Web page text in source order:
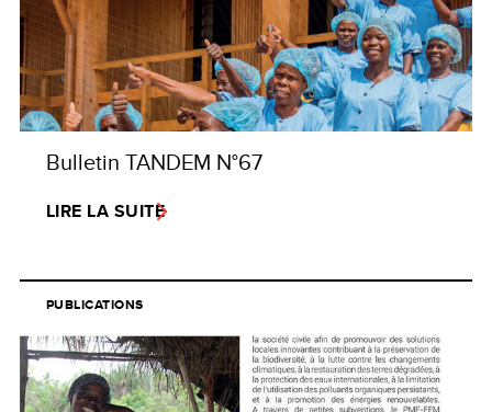
Bulletin TANDEM N°67
LIRE LA SUITE
PUBLICATIONS